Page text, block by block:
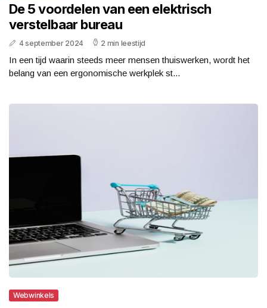
De 5 voordelen van een elektrisch
verstelbaar bureau
4 september 2024 2 min leestijd
In een tijd waarin steeds meer mensen thuiswerken, wordt het
belang van een ergonomische werkplek st...
Webwinkels